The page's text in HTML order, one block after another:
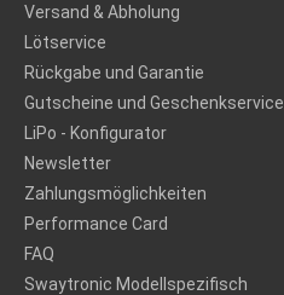
Versand & Abholung
Lötservice
Rückgabe und Garantie
Gutscheine und Geschenkservice
LiPo - Konfigurator
Newsletter
Zahlungsmöglichkeiten
Performance Card
FAQ
Swaytronic Modellspezifisch